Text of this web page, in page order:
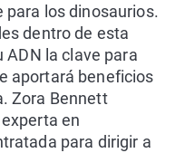
los dinosaurios.
dentro de esta
la clave para
aportará beneficios
Zora Bennett
en
para dirigir a